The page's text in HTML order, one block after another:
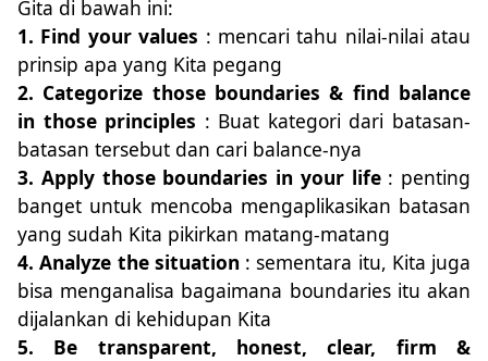
Gita di bawah ini:
1. Find your values : mencari tahu nilai-nilai atau
prinsip apa yang Kita pegang
2. Categorize those boundaries & find balance
in those principles : Buat kategori dari batasan-
batasan tersebut dan cari balance-nya
3. Apply those boundaries in your life: penting
banget untuk mencoba mengaplikasikan batasan
yang sudah Kita pikirkan matang-matang
4. Analyze the situation : sementara itu, Kita juga
bisa menganalisa bagaimana boundaries itu akan
dijalankan di kehidupan Kita
5. Be transparent, honest, clear, firm &